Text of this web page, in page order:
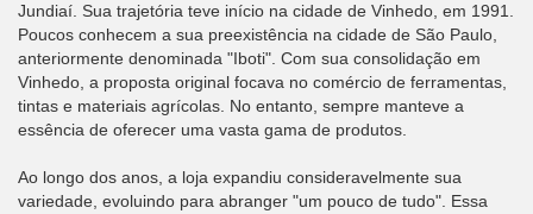
Jundiaí. Sua trajetória teve início na cidade de Vinhedo, em 1991.
Poucos conhecem a sua preexistência na cidade de São Paulo,
anteriormente denominada "Iboti". Com sua consolidação em
Vinhedo, a proposta original focava no comércio de ferramentas,
tintas e materiais agrícolas. No entanto, sempre manteve a
essência de oferecer uma vasta gama de produtos.
Ao longo dos anos, a loja expandiu consideravelmente sua
variedade, evoluindo para abranger "um pouco de tudo". Essa